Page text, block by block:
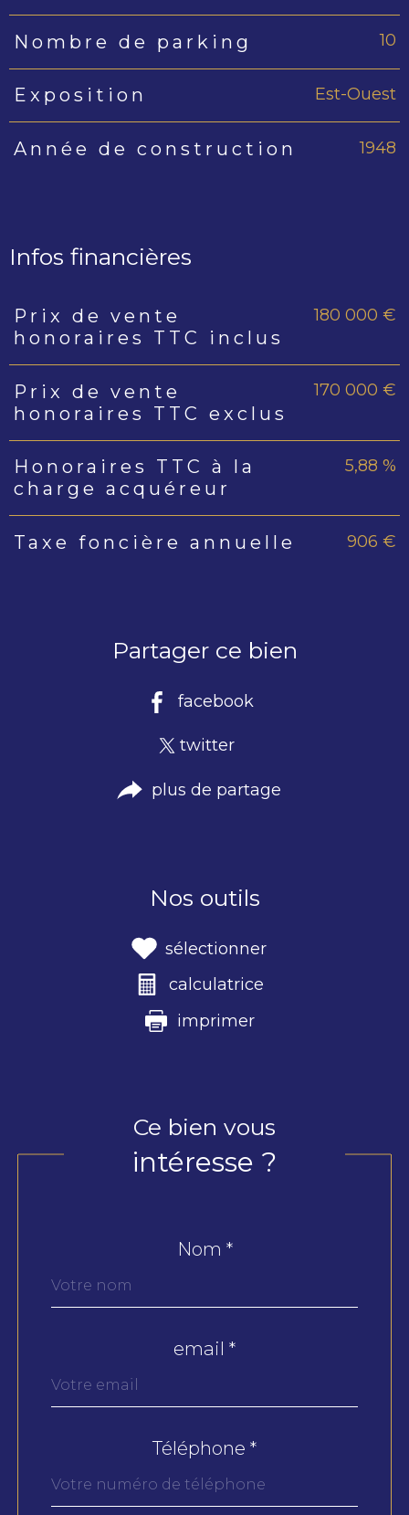
Nombre de parking 10
Exposition Est-Ouest
Année de construction 1948
Infos financières
Caractéristiques Valeurs
Prix de vente
honoraires TTC inclus
180 000 €
Prix de vente
honoraires TTC exclus
170 000 €
Honoraires TTC à la
charge acquéreur
5,88 %
Taxe foncière annuelle 906 €
Partager ce bien
facebook
twitter
plus de partage
Nos outils
sélectionner
calculatrice
imprimer
Ce bien vous
intéresse ?
Nom *
email *
Téléphone *